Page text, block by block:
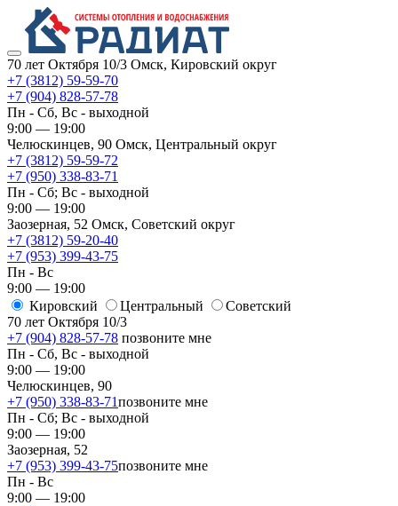
70 лет Октября 10/3 Омск, Кировский округ
+7 (3812) 59-59-70
+7 (904) 828-57-78
Пн - Сб, Вс - выходной
9:00 — 19:00
Челюскинцев, 90 Омск, ​Центральный округ
+7 (3812) 59-59-72
+7 (950) 338-83-71
Пн - Сб; Вс - выходной
9:00 — 19:00
Заозерная, 52 Омск, ​Советский округ
+7 (3812) 59-20-40
+7 (953) 399-43-75
Пн - Вс
9:00 — 19:00
Кировский
​Центральный
​Советский
70 лет Октября 10/3
+7 (904) 828-57-78 позвоните мне
Пн - Сб, Вс - выходной
9:00 — 19:00
Челюскинцев, 90
+7 (950) 338-83-71позвоните мне
Пн - Сб; Вс - выходной
9:00 — 19:00
Заозерная, 52
+7 (953) 399-43-75позвоните мне
Пн - Вс
9:00 — 19:00